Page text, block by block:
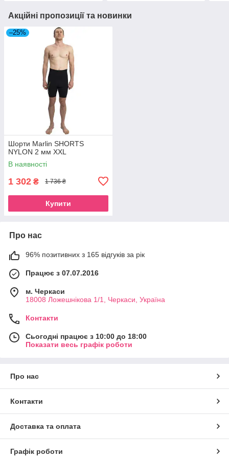
Акційні пропозиції та новинки
–25%
Шорти Marlin SHORTS
NYLON 2 мм XXL
В наявності
1 302 ₴ 1 736 ₴
Купити
Про нас
96% позитивних з 165 відгуків за рік
Працює з 07.07.2016
м. Черкаси
18008 Ложешнікова 1/1, Черкаси, Україна
Контакти
Сьогодні працює з 10:00 до 18:00
Показати весь графік роботи
Про нас
Контакти
Доставка та оплата
Графік роботи